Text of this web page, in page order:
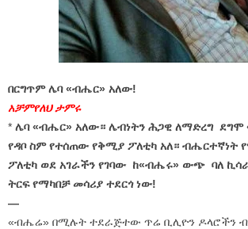
በርግጥም ሌባ «ብሔር» አለው!
አቻምየለህ ታምሩ
* ሌባ «ብሔር» አለው። ሌብነትን ሕጋዊ ለማድረግ ደግሞ
የዳቦ ስም የተሰጠው የቅሚያ ፖለቲካ አለ። ብሔርተኛነት
ፖለቲካ ወደ አገራችን የገባው ከ«ብሔሩ» ውጭ ባለ
ትርፍ የማካበቻ መሳሪያ ተደርጎ ነው!
—
«ብሔሬ» በሚሉት ተደራጅተው ጥሬ ቢሊዮን ዶላሮችን